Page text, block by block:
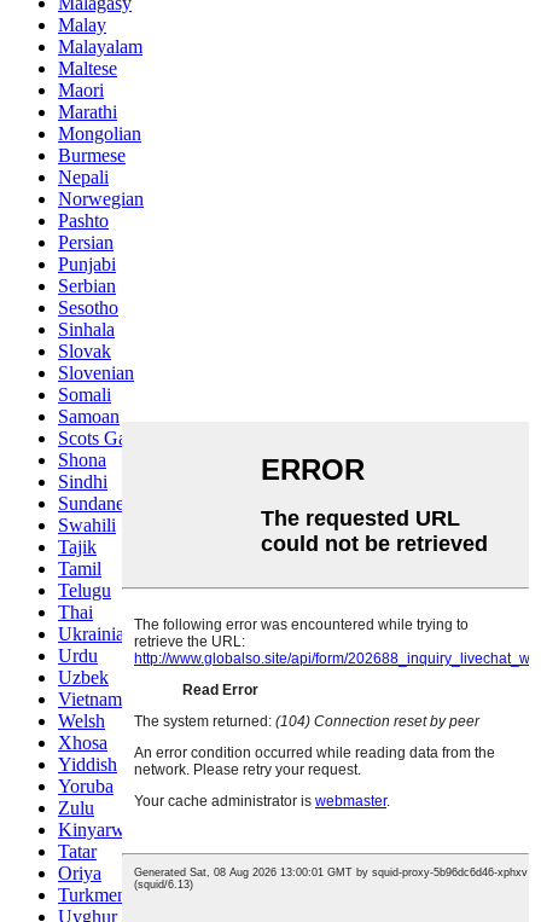
Malay
Malayalam
Maltese
Maori
Marathi
Mongolian
Burmese
Nepali
Norwegian
Pashto
Persian
Punjabi
Serbian
Sesotho
Sinhala
Slovak
Slovenian
Somali
Samoan
Scots Gaelic
Shona
Sindhi
Sundanese
Swahili
Tajik
Tamil
Telugu
Thai
Ukrainian
Urdu
Uzbek
Vietnamese
Welsh
Xhosa
Yiddish
Yoruba
Zulu
Kinyarwanda
Tatar
Oriya
Turkmen
Uyghur